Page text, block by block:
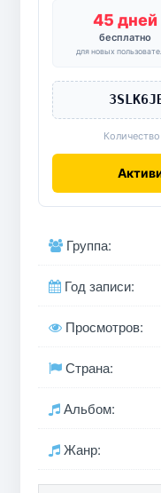
45 дней
бесплатно
для новых
Группа:
Год записи:
Просмотров:
Страна:
Альбом:
Жанр: